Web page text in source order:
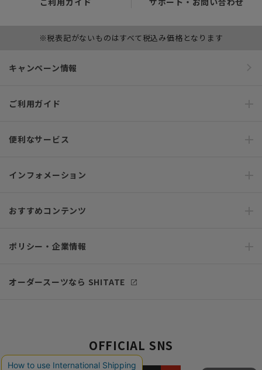
※税表記がないものはすべて税込み価格となります
キャンペーン情報
ご利用ガイド
便利なサービス
インフォメーション
おすすめコンテンツ
ポリシー・企業情報
オーダースーツなら SHITATE
OFFICIAL SNS